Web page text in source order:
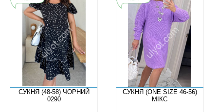
СУКНЯ (48-58) ЧОРНИЙ
0290
СУКНЯ (ONE SIZE 46-56)
МІКС